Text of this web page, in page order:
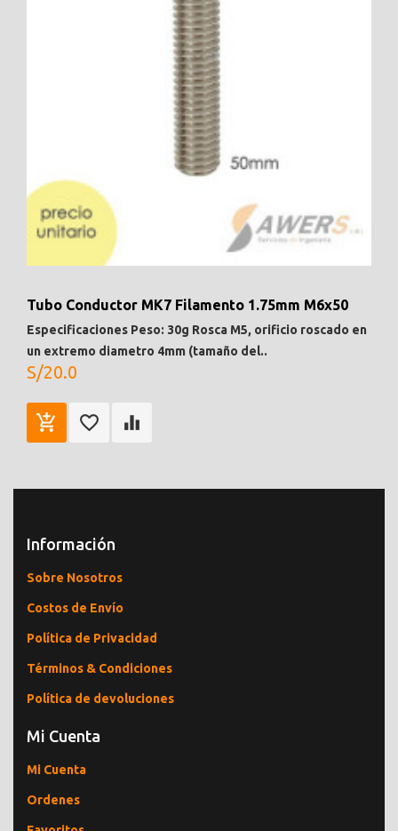
Tubo Conductor MK7 Filamento 1.75mm M6x50
Especificaciones Peso: 30g Rosca M5, orificio roscado en
un extremo diametro 4mm (tamaño del..
S/20.0
Información
Sobre Nosotros
Costos de Envío
Política de Privacidad
Términos & Condiciones
Política de devoluciones
Mi Cuenta
Mi Cuenta
Ordenes